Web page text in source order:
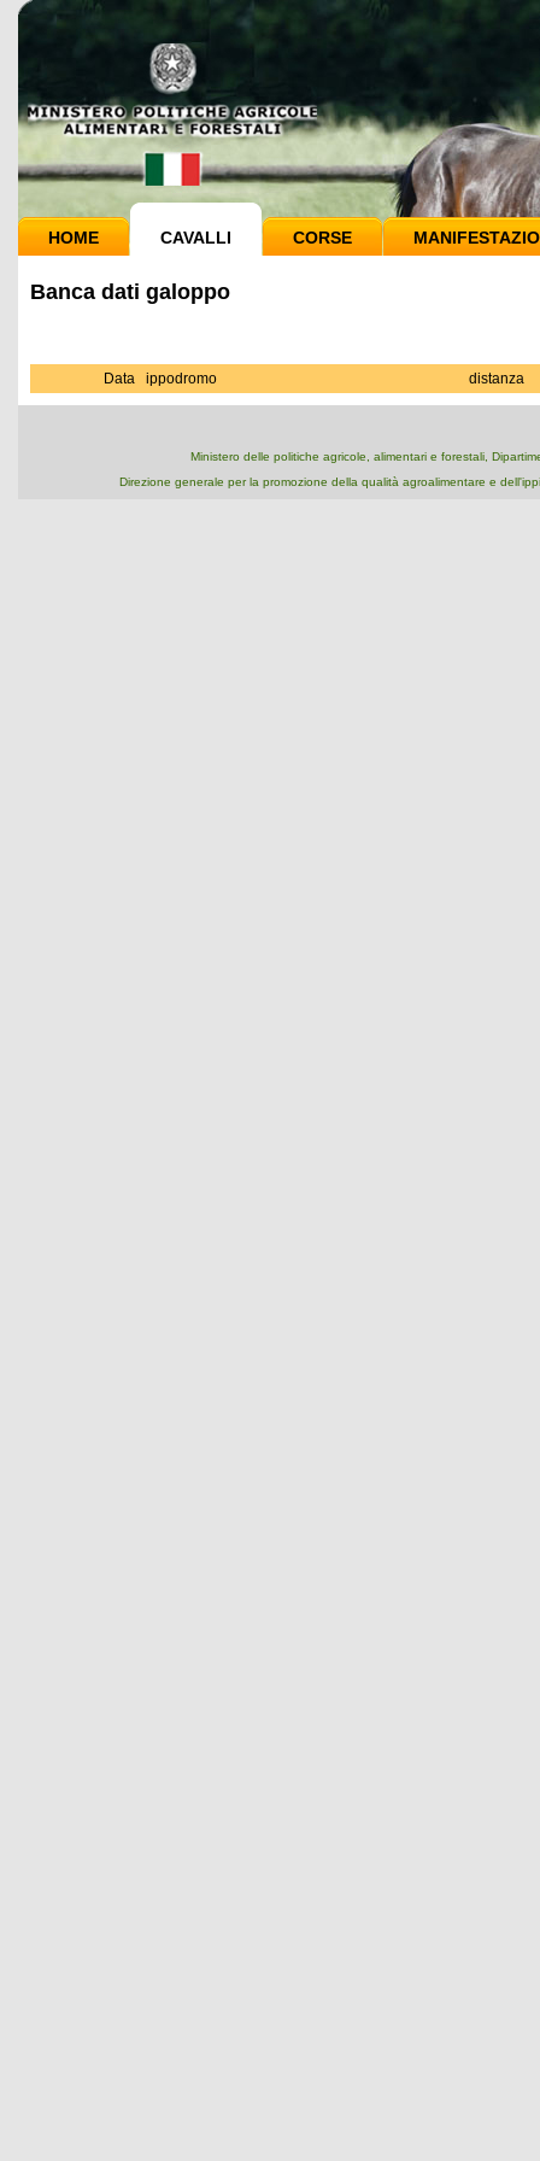
HOME CAVALLI CORSE
Banca dati galoppo
Data ippodromo distanza
Ministero delle politiche agricole, alimentari e forestali,
Direzione generale per la promozione della qualità agroalimentare e